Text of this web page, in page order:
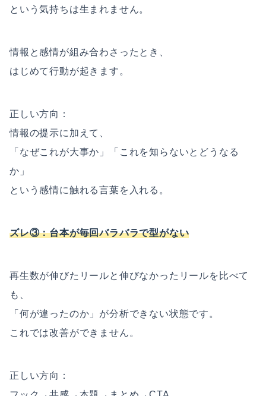
という気持ちは生まれません。
情報と感情が組み合わさったとき、
はじめて行動が起きます。
正しい方向：
情報の提示に加えて、
「なぜこれが大事か」「これを知らないとどうなる
か」
という感情に触れる言葉を入れる。
ズレ③：台本が毎回バラバラで型がない
再生数が伸びたリールと伸びなかったリールを比べて
も、
「何が違ったのか」が分析できない状態です。
これでは改善ができません。
正しい方向：